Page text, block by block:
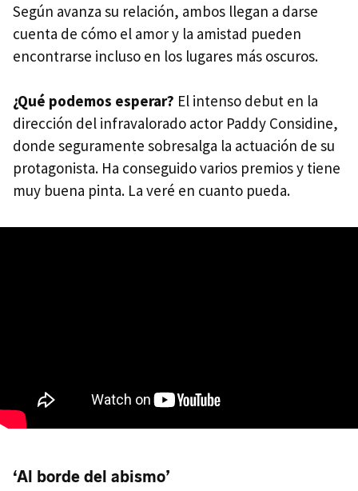
Según avanza su relación, ambos llegan a darse
cuenta de cómo el amor y la amistad pueden
encontrarse incluso en los lugares más oscuros.
¿Qué podemos esperar? El intenso debut en la
dirección del infravalorado actor Paddy Considine,
donde seguramente sobresalga la actuación de su
protagonista. Ha conseguido varios premios y tiene
muy buena pinta. La veré en cuanto pueda.
‘Al borde del abismo’